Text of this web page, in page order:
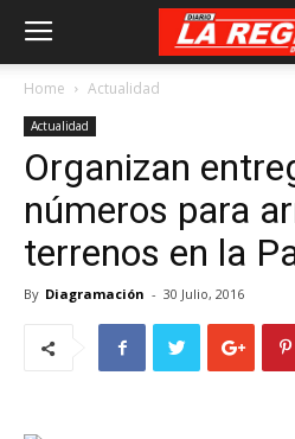
Home Actualidad
Actualidad
Organizan
números para
terrenos en la
By Diagramación - 30 Julio, 2016